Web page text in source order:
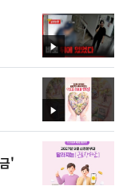
영
상
영
상
'